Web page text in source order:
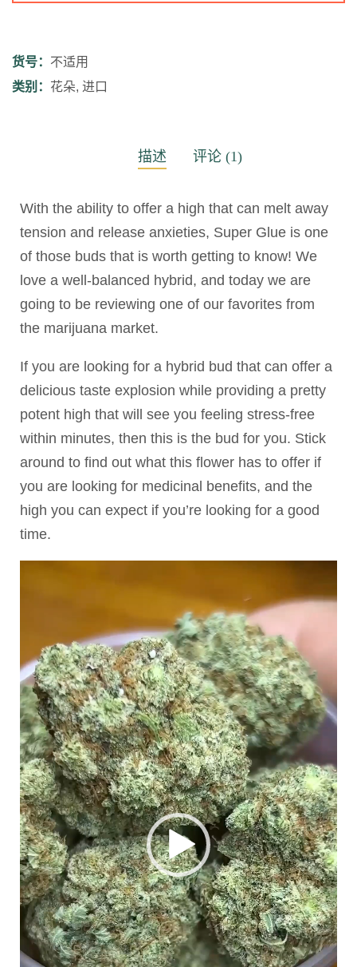
货号： 不适用
类别： 花朵, 进口
描述 评论 (1)
With the ability to offer a high that can melt away
tension and release anxieties, Super Glue is one
of those buds that is worth getting to know! We
love a well-balanced hybrid, and today we are
going to be reviewing one of our favorites from
the marijuana market.
If you are looking for a hybrid bud that can offer a
delicious taste explosion while providing a pretty
potent high that will see you feeling stress-free
within minutes, then this is the bud for you. Stick
around to find out what this flower has to offer if
you are looking for medicinal benefits, and the
high you can expect if you’re looking for a good
time.
器